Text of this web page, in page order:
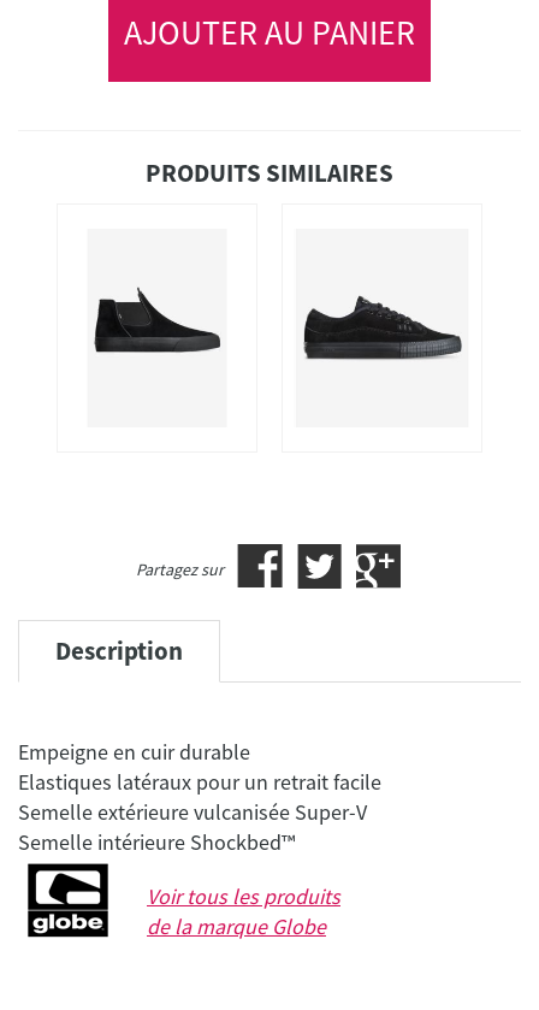
AJOUTER AU PANIER
PRODUITS SIMILAIRES
Partagez sur
Description
Empeigne en cuir durable
Elastiques latéraux pour un retrait facile
Semelle extérieure vulcanisée Super-V
Voir tous les produits
de la marque Globe